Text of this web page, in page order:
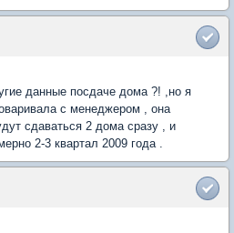
данные посдаче дома ?! ,но я
с менеджером , она
сдаваться 2 дома сразу , и
2-3 квартал 2009 года .